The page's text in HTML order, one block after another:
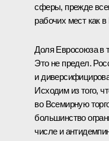
сферы, прежде
рабочих мест как
Доля Евросоюза в
Это не предел.
и
Исходим из того,
во Всемирную
большинство
числе и